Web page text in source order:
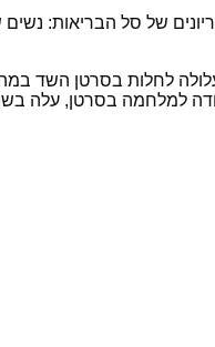
בסרטן, עלה בשנים